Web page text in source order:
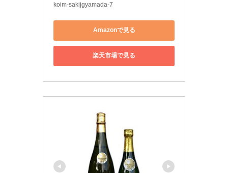
koim-sakijgyamada-7
Amazonで見る
楽天市場で見る